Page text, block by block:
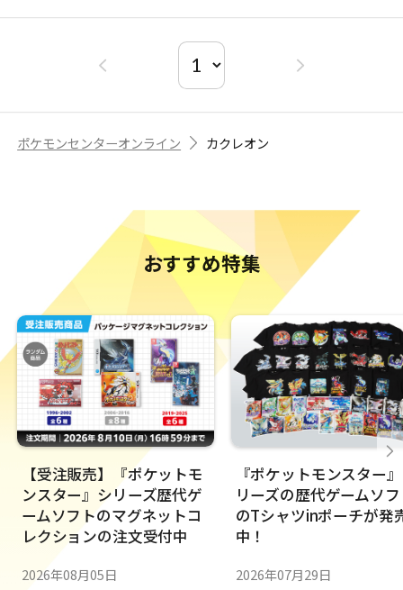
ポケモンセンターオンライン カクレオン
おすすめ特集
【受注販売】『ポケットモ
ンスター』シリーズ歴代ゲ
ームソフトのマグネットコ
レクションの注文受付中
2026年08月05日
『ポケットモンスター
リーズの歴代ゲームソ
のTシャツinポーチが発
中！
2026年07月29日